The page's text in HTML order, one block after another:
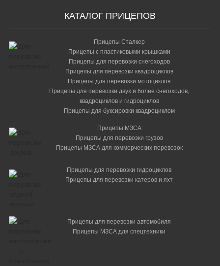
КАТАЛОГ ПРИЦЕПОВ
Прицепы Сталкер
Прицепы с пластиковыми крышками
Прицепы для перевозки снегоходов
Прицепы для перевозки квадроциклов
Прицепы для перевозки мотоциклов
Прицепы для перевозки двух и более снегоходов,
квадроциклов и гидроциклов
Прицепы для буксировки квадроциклом
Прицепы МЗСА
Прицепы для перевозки грузов
Прицепы МЗСА для коммерческих перевозок
Прицепы для перевозки гидроциклов
Прицепы для перевозки катеров и яхт
Прицепы для перевозки автомобиля
Прицепы МЗСА для спецтехники